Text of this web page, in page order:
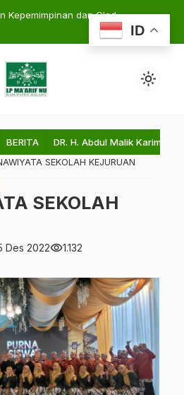
dan Gladi
dan
Ma’arif for the World
Berpikir Kritis, Ngoding,
Mimpin Tahlil”
light_mode
BERITA DR. H. Abdul Malik Karim
SEKOLAH KEJURUAN
SEKOLAH
Des 2022visibility1.132
ID